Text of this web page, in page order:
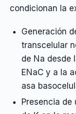
condicionan la
Generación
transcelular
de Na desde
ENaC y a la
asa
Presencia de